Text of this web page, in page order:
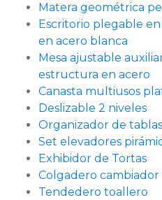
Matera geométrica
Escritorio plegable
en acero blanca
Mesa ajustable
estructura en acero
Canasta multiusos
Deslizable 2 niveles
Organizador de tablas
Set elevadores
Exhibidor de Tortas
Colgadero cambiador
Tendedero toallero